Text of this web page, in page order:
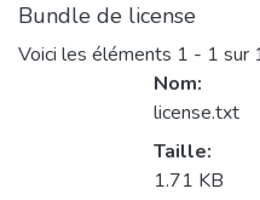
Bundle de license
Voici les éléments 1 - 1 sur
Nom:
license.txt
Taille:
1.71 KB